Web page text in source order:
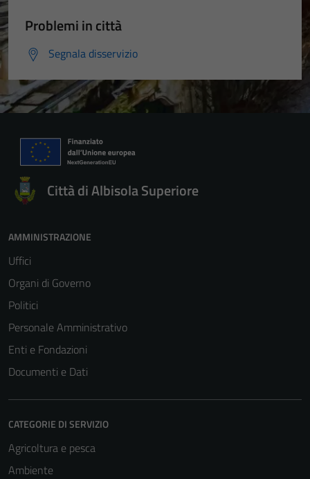
Problemi in città
Segnala disservizio
Città di Albisola Superiore
AMMINISTRAZIONE
Uffici
Organi di Governo
Politici
Personale Amministrativo
Enti e Fondazioni
Documenti e Dati
CATEGORIE DI SERVIZIO
Agricoltura e pesca
Ambiente
possono